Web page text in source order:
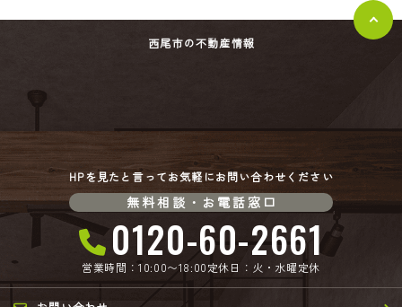
西尾市の不動産情報
HPを見たと言ってお気軽にお問い合わせください
無料相談・お電話窓口
0120-60-2661
営業時間：10:00〜18:00定休日：火・水曜定休